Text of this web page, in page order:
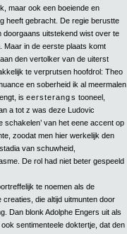
maar ook een boeiende en
heeft gebracht. De regie berustte
doorgaans uitstekend wist over te
Maar in de eerste plaats komt
den vertolker van de uiterst
te verprutsen hoofdrol: Theo
en soberheid ik al meermalen
is eersterangs tooneel,
a tot z was deze Ludovic
schakelen’ van het eene accent op
zoodat men hier werkelijk den
van schuwheid,
De rol had niet beter gespeeld
te noemen als de
die altijd uitmunten door
Dan blonk Adolphe Engers uit als
sentimenteele doktertje, dat den